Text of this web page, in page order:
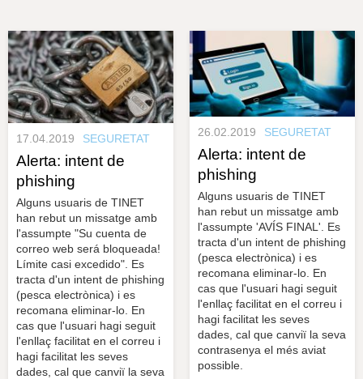
u
e
s
c
l
a
u
17.04.2019 SEGURETAT
Alerta: intent de
phishing
Alguns usuaris de TINET
han rebut un missatge amb
l'assumpte "Su cuenta de
correo web será bloqueada!
Límite casi excedido". Es
tracta d'un intent de phishing
(pesca electrònica) i es
recomana eliminar-lo. En
cas que l'usuari hagi seguit
l'enllaç facilitat en el correu i
hagi facilitat les seves
dades, cal que canviï la seva
26.02.2019 SEGURETAT
Alerta: intent de
phishing
Alguns usuaris de TINET
han rebut un missatge amb
l'assumpte 'AVÍS FINAL'. Es
tracta d'un intent de phishing
(pesca electrònica) i es
recomana eliminar-lo. En
cas que l'usuari hagi seguit
l'enllaç facilitat en el correu i
hagi facilitat les seves
dades, cal que canviï la seva
contrasenya el més aviat
possible.